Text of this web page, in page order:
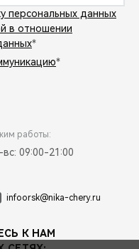
персональных данных
в отношении
*
*
работы:
09:00-21:00
infoorsk@nika-chery.ru
К НАМ